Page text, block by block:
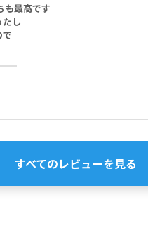
も最高です
し
すべてのレビューを見る